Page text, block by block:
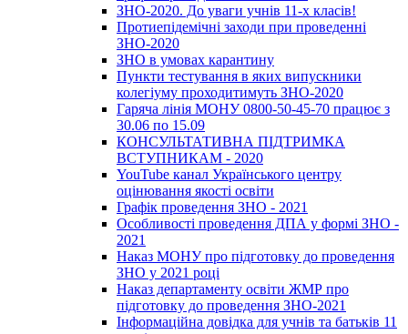
ЗНО-2020. До уваги учнів 11-х класів!
Протиепідемічні заходи при проведенні
ЗНО-2020
ЗНО в умовах карантину
Пункти тестування в яких випускники
колегіуму проходитимуть ЗНО-2020
Гаряча лінія МОНУ 0800-50-45-70 працює з
30.06 по 15.09
КОНСУЛЬТАТИВНА ПІДТРИМКА
ВСТУПНИКАМ - 2020
YouTube канал Українського центру
оцінювання якості освіти
Графік проведення ЗНО - 2021
Особливості проведення ДПА у формі ЗНО -
2021
Наказ МОНУ про підготовку до проведення
ЗНО у 2021 році
Наказ департаменту освіти ЖМР про
підготовку до проведення ЗНО-2021
Інформаційна довідка для учнів та батьків 11